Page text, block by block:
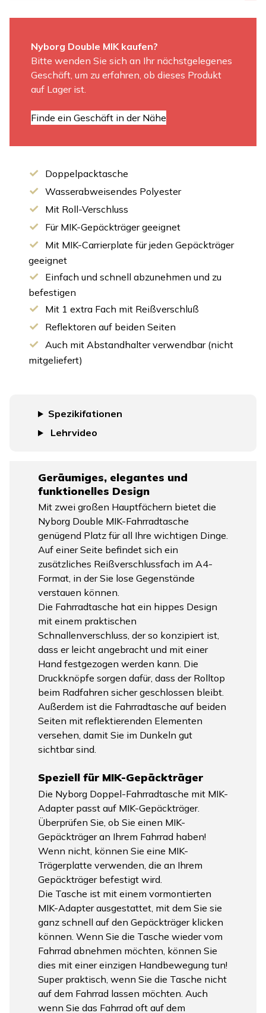
Nyborg Double MIK kaufen?
Bitte wenden Sie sich an Ihr nächstgelegenes
Geschäft, um zu erfahren, ob dieses Produkt
auf Lager ist.
Finde ein Geschäft in der Nähe
Doppelpacktasche
Wasserabweisendes Polyester
Mit Roll-Verschluss
Für MIK-Gepäckträger geeignet
Mit MIK-Carrierplate für jeden Gepäckträger
geeignet
Einfach und schnell abzunehmen und zu
befestigen
Mit 1 extra Fach mit Reißverschluß
Reflektoren auf beiden Seiten
Auch mit Abstandhalter verwendbar (nicht
mitgeliefert)
Spezikifationen
Lehrvideo
Geräumiges, elegantes und
funktionelles Design
Mit zwei großen Hauptfächern bietet die
Nyborg Double MIK-Fahrradtasche
genügend Platz für all Ihre wichtigen Dinge.
Auf einer Seite befindet sich ein
zusätzliches Reißverschlussfach im A4-
Format, in der Sie lose Gegenstände
verstauen können.
Die Fahrradtasche hat ein hippes Design
mit einem praktischen
Schnallenverschluss, der so konzipiert ist,
dass er leicht angebracht und mit einer
Hand festgezogen werden kann. Die
Druckknöpfe sorgen dafür, dass der Rolltop
beim Radfahren sicher geschlossen bleibt.
Außerdem ist die Fahrradtasche auf beiden
Seiten mit reflektierenden Elementen
versehen, damit Sie im Dunkeln gut
sichtbar sind.
Speziell für MIK-Gepäckträger
Die Nyborg Doppel-Fahrradtasche mit MIK-
Adapter passt auf MIK-Gepäckträger.
Überprüfen Sie, ob Sie einen MIK-
Gepäckträger an Ihrem Fahrrad haben!
Wenn nicht, können Sie eine MIK-
Trägerplatte verwenden, die an Ihrem
Gepäckträger befestigt wird.
Die Tasche ist mit einem vormontierten
MIK-Adapter ausgestattet, mit dem Sie sie
ganz schnell auf den Gepäckträger klicken
können. Wenn Sie die Tasche wieder vom
Fahrrad abnehmen möchten, können Sie
dies mit einer einzigen Handbewegung tun!
Super praktisch, wenn Sie die Tasche nicht
auf dem Fahrrad lassen möchten. Auch
wenn Sie das Fahrrad oft auf dem